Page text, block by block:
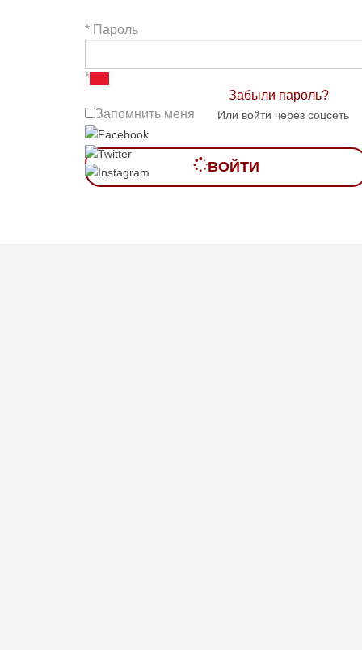
* Пароль
*
Запомнить меня
ВОЙТИ
Забыли пароль?
Или войти через соцсеть